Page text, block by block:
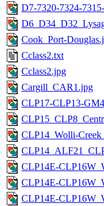
D7-7320-7324-
Cook_Port-
Cclass2.txt
Cclass2.jpg
Cargill_CAR1.jpg
CLP17-CLP13-
CLP14_Wolli-
CLP14E-
CLP14E-
CLP14E-